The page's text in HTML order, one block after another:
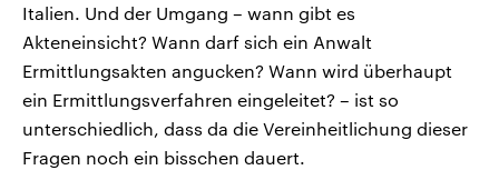
Italien. Und der Umgang – wann gibt es
Akteneinsicht? Wann darf sich ein Anwalt
Ermittlungsakten angucken? Wann wird überhaupt
ein Ermittlungsverfahren eingeleitet? – ist so
unterschiedlich, dass da die Vereinheitlichung dieser
Fragen noch ein bisschen dauert.